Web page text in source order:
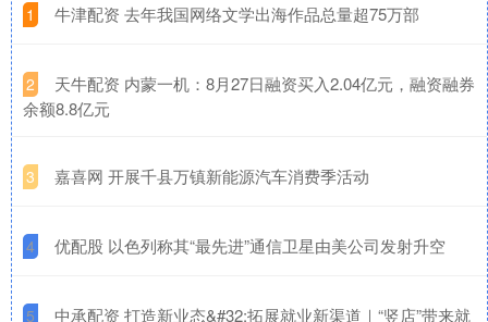
1 ​牛津配资 去年我国网络文学出海作品总量超75万部
2
​天牛配资 内蒙一机：8月27日融资买入2.04亿元，融资融券
余额8.8亿元
3 ​嘉喜网 开展千县万镇新能源汽车消费季活动
4 ​优配股 以色列称其“最先进”通信卫星由美公司发射升空
5 ​中承配资 打造新业态&#32;拓展就业新渠道｜“竖店”带来就